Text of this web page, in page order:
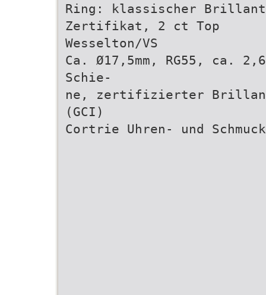
Ring: klassischer
Zertifikat, 2 ct Top
Wesselton/VS
Ca. Ø17,5mm, RG55, ca.
Schie-
ne, zertifizierter Brillant
(GCI)
Cortrie Uhren- und